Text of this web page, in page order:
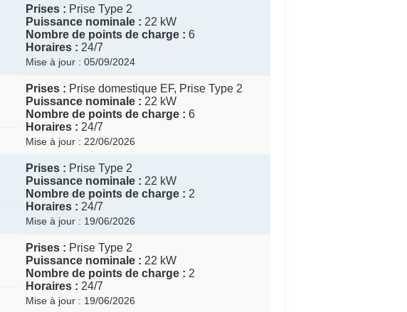
Prises : Prise Type 2
Puissance nominale : 22 kW
Nombre de points de charge : 6
Horaires : 24/7
Mise à jour : 05/09/2024
Prises : Prise domestique EF, Prise Type 2
Puissance nominale : 22 kW
Nombre de points de charge : 6
Horaires : 24/7
Mise à jour : 22/06/2026
Prises : Prise Type 2
Puissance nominale : 22 kW
Nombre de points de charge : 2
Horaires : 24/7
Mise à jour : 19/06/2026
Prises : Prise Type 2
Puissance nominale : 22 kW
Nombre de points de charge : 2
Horaires : 24/7
Mise à jour : 19/06/2026